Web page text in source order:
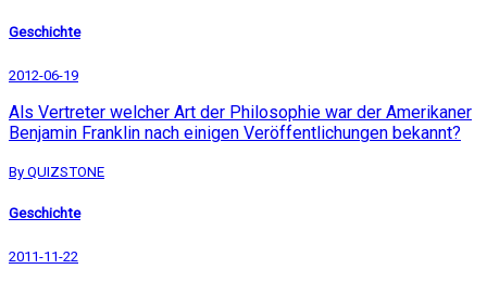
Geschichte
2012-06-19
Als Vertreter welcher Art der Philosophie war der Amerikaner
Benjamin Franklin nach einigen Veröffentlichungen bekannt?
By QUIZSTONE
Geschichte
2011-11-22